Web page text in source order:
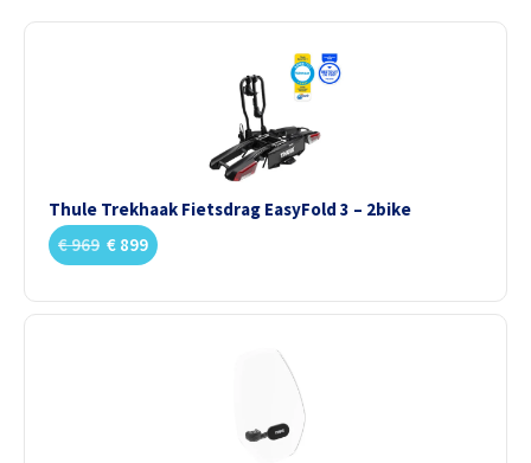
Thule Trekhaak Fietsdrag EasyFold 3 – 2bike
€969 € 899